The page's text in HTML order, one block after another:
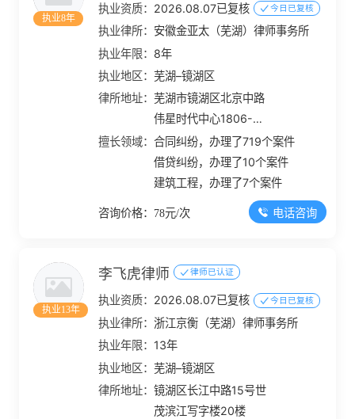
执业8年
执业资质： 2026.08.07已复核 今日已复核
执业律所： 安徽金亚太（芜湖）律师事务所
执业年限： 8年
执业地区：芜湖–镜湖区
律所地址：芜湖市镜湖区北京中路
伟星时代中心1806-
1807室
擅长领域：合同纠纷，办理了719个案件
借贷纠纷，办理了10个案件
建筑工程，办理了7个案件
咨询价格：78元/次 电话咨询
执业13年
李飞虎律师 律师已认证
执业资质： 2026.08.07已复核 今日已复核
执业律所：浙江京衡（芜湖）律师事务所
执业年限： 13年
执业地区：芜湖–镜湖区
律所地址：镜湖区长江中路15号世
茂滨江写字楼20楼